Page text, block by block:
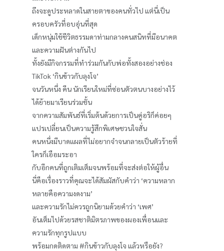
ถึงจะดูประหลาดในสายตาของคนทั่วไป แต่นี่เป็น
ครอบครัวที่อบอุ่นที่สุด
เด็กหนุ่มใช้ชีวิตธรรมดาท่ามกลางคนสนิทที่มีอนาคต
และความฝันต่างกันไป
ทั้งยังมีกิจกรรมที่ทำร่วมกันกับพ่อทั้งสองอย่างช่อง
TikTok ‘กินข้าวกับลุงโจ’
จนวันหนึ่ง คีน นักเรียนใหม่ที่ซ่อนตัวตนบางอย่างไว้
ได้ย้ายมาเรียนร่วมชั้น
จากความสัมพันธ์ที่เริ่มต้นด้วยการเป็นคู่อริก็ค่อยๆ
แปรเปลี่ยนเป็นความรู้สึกพิเศษชวนใจสั่น
คนหนึ่งมีบาดแผลที่ไม่อยากจำจนกลายเป็นตัวร้ายที่
ใครก็เอือมระอา
กับอีกคนที่ถูกเติมเต็มจนพร้อมที่จะส่งต่อให้ผู้อื่น
นี่คือเรื่องราวที่คุณจะได้สัมผัสกับคำว่า ‘ความหลาก
หลายคือความงดงาม’
และความรักไม่ควรถูกนิยามด้วยคำว่า ‘เพศ’
อันเต็มไปด้วยรสชาติมิตรภาพของผองเพื่อนและ
ความรักทุกรูปแบบ
พร้อมกดติดตาม #กินข้าวกับลุงโจ แล้วหรือยัง?